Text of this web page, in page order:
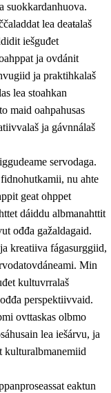
diđolašvuohta
suokkardanhuova.
lea deaŧalaš
iešguđet
ja ovdánit
ja praktihkalaš
lea stoahkan
maid oahpahusas
ja gávnnálaš
servodaga.
nu ahte
geat ohppet
dáiddu albmanahttit
ođđa gažaldagaid.
kreatiiva fágasurggiid,
Min
kultuvrralaš
perspektiivvaid.
ovttaskas olbmo
lea iešárvu, ja
kulturalbmanemiid
eaktun